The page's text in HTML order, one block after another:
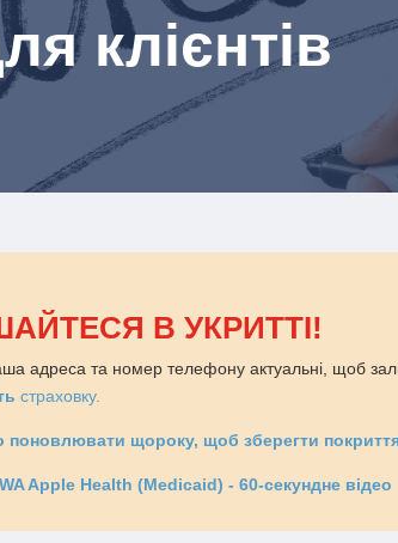
клієнтів
В УКРИТТІ!
адреса та номер телефону актуальні, щоб
страховку.
поновлювати щороку, щоб зберегти
Apple Health (Medicaid) - 60-секундне відео